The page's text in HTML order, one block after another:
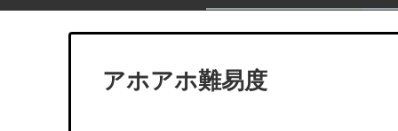
アホアホ難易度